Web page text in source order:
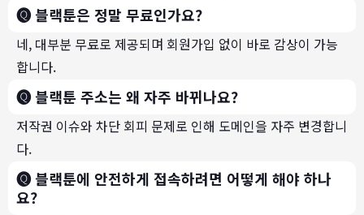
🅠 블랙툰은 정말 무료인가요?
네, 대부분 무료로 제공되며 회원가입 없이 바로 감상이 가능
합니다.
🅠 블랙툰 주소는 왜 자주 바뀌나요?
저작권 이슈와 차단 회피 문제로 인해 도메인을 자주 변경합니
다.
🅠 블랙툰에 안전하게 접속하려면 어떻게 해야 하나
요?